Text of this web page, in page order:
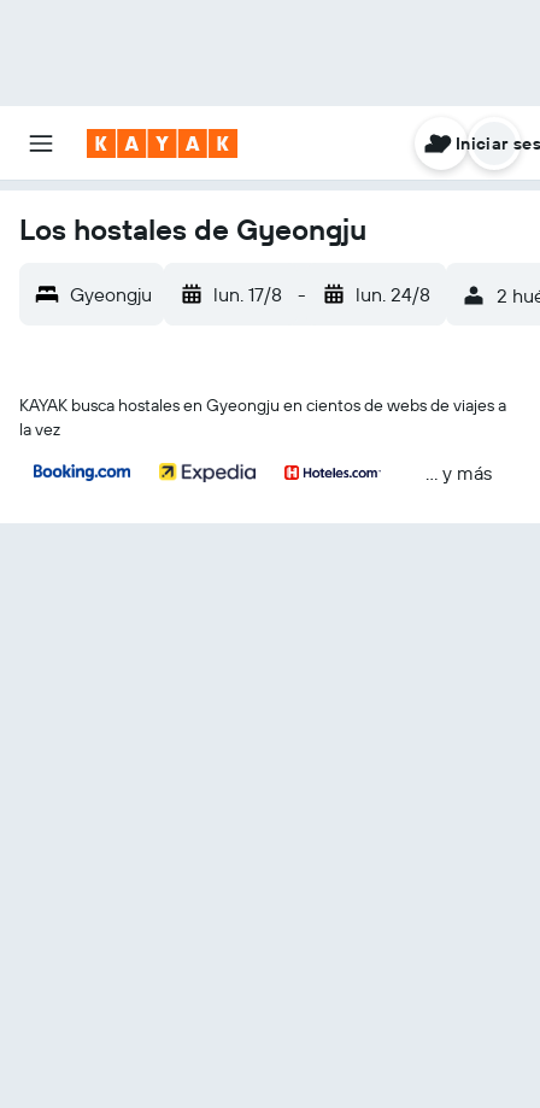
Iniciar
Los hostales de Gyeongju
Gyeongju lun. 17/8 - lun. 24/8 2
KAYAK busca hostales en Gyeongju en cientos de webs de viajes a
la vez
… y más